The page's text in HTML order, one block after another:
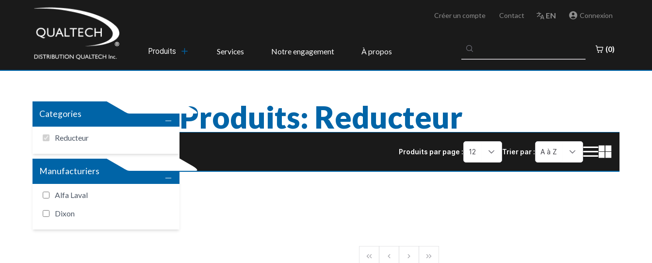
Créer un compte Contact EN Connexion
Produits Services Notre engagement À propos
results
(0)
Categories
Reducteur
Manufacturiers
Alfa Laval
Dixon
Produits: Reducteur
Produits par page : 12 Trier par : A à Z